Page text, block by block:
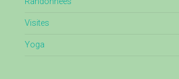
Visites
Yoga